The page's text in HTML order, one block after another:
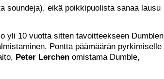
soundeja), eikä poikkipuolista sanaa lausu
yli 10 vuotta sitten tavoitteekseen Dumblen
Pontta päämäärän pyrkimiselle
Peter Lerchen omistama Dumble,